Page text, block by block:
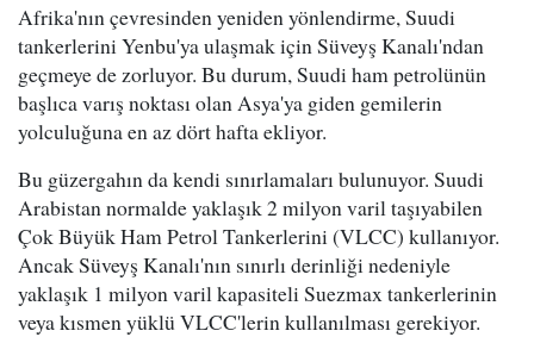
Afrika'nın çevresinden yeniden yönlendirme, Suudi
tankerlerini Yenbu'ya ulaşmak için Süveyş Kanalı'ndan
geçmeye de zorluyor. Bu durum, Suudi ham petrolünün
başlıca varış noktası olan Asya'ya giden gemilerin
yolculuğuna en az dört hafta ekliyor.
Bu güzergahın da kendi sınırlamaları bulunuyor. Suudi
Arabistan normalde yaklaşık 2 milyon varil taşıyabilen
Çok Büyük Ham Petrol Tankerlerini (VLCC) kullanıyor.
Ancak Süveyş Kanalı'nın sınırlı derinliği nedeniyle
yaklaşık 1 milyon varil kapasiteli Suezmax tankerlerinin
veya kısmen yüklü VLCC'lerin kullanılması gerekiyor.